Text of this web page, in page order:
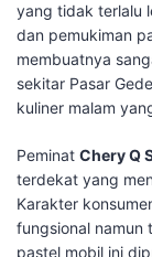
yang tidak terlalu
dan pemukiman
membuatnya
sekitar Pasar
kuliner malam
​Peminat Chery Q
terdekat yang
Karakter
fungsional namun
pastel mobil ini